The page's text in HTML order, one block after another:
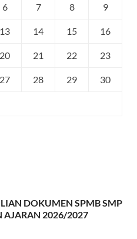
6 7 8 9
13 14 15 16
20 21 22 23
27 28 29 30
DOKUMEN SPMB SMP
AJARAN 2026/2027